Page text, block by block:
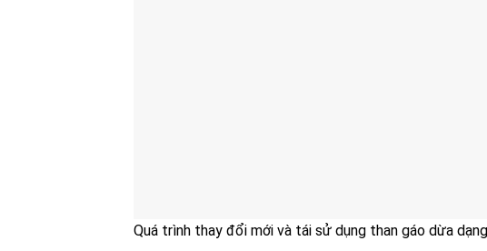
Quá trình thay đổi mới và tái sử dụng than gáo dừa